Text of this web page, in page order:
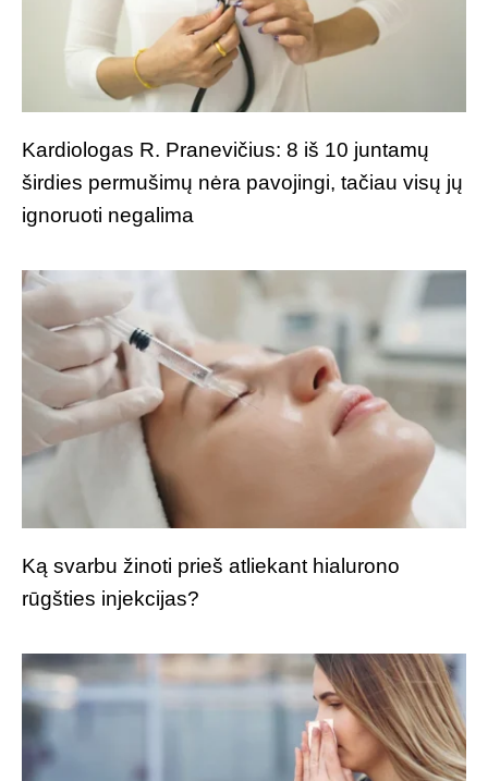
Kardiologas R. Pranevičius: 8 iš 10 juntamų
širdies permušimų nėra pavojingi, tačiau visų jų
ignoruoti negalima
Ką svarbu žinoti prieš atliekant hialurono
rūgšties injekcijas?